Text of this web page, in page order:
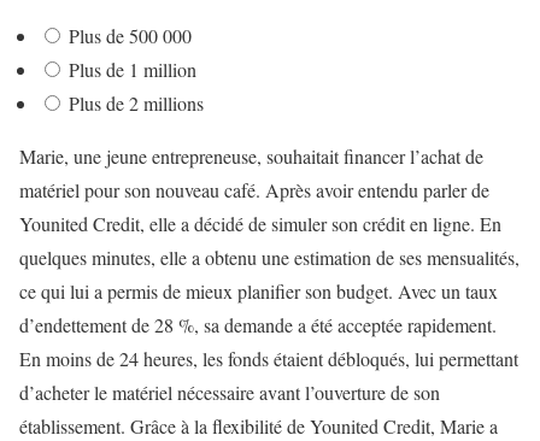
Plus de 500 000
Plus de 1 million
Plus de 2 millions
Marie, une jeune entrepreneuse, souhaitait financer l’achat de
matériel pour son nouveau café. Après avoir entendu parler de
Younited Credit, elle a décidé de simuler son crédit en ligne. En
quelques minutes, elle a obtenu une estimation de ses mensualités,
ce qui lui a permis de mieux planifier son budget. Avec un taux
d’endettement de 28 %, sa demande a été acceptée rapidement.
En moins de 24 heures, les fonds étaient débloqués, lui permettant
d’acheter le matériel nécessaire avant l’ouverture de son
établissement. Grâce à la flexibilité de Younited Credit, Marie a